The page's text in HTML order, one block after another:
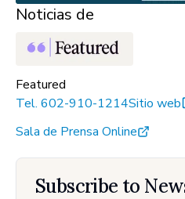
Noticias de
Featured
Tel. 602-910-1214Sitio web
Sala de Prensa Online
Subscribe to